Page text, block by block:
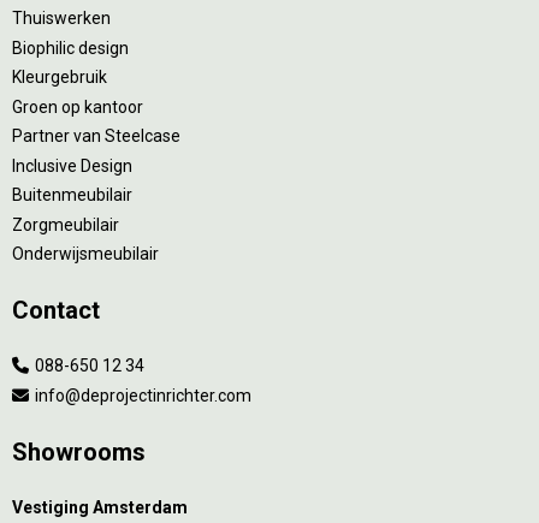
Thuiswerken
Biophilic design
Kleurgebruik
Groen op kantoor
Partner van Steelcase
Inclusive Design
Buitenmeubilair
Zorgmeubilair
Onderwijsmeubilair
Contact
088-650 12 34
info@deprojectinrichter.com
Showrooms
Vestiging Amsterdam